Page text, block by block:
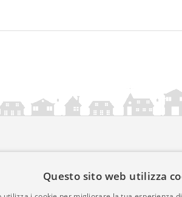
Questo sito web utilizza